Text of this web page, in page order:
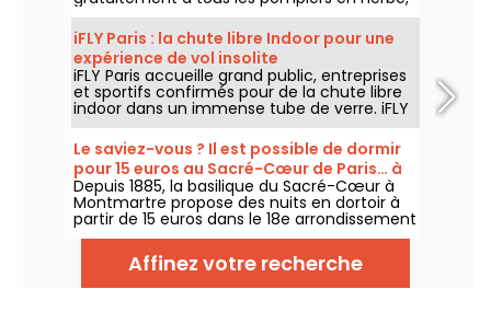
aux beaux jours. Rendez-vous certains
samedi et dimanche (en fonction des
casernes) de l'année : de quoi faire une
sortie immersive, dans la vie des sapeurs-
pompiers !
iFLY Paris : la chute libre Indoor pour une
expérience de vol insolite
iFLY Paris accueille grand public, entreprises
et sportifs confirmés pour de la chute libre
indoor dans un immense tube de verre. iFLY
vous permet de voler, sans risque, sans
expérience, de 5 à 105 ans ! Envolez-vous !
Le saviez-vous ? Il est possible de dormir
pour 15 euros au Sacré-Cœur de Paris… à
une condition
Depuis 1885, la basilique du Sacré-Cœur à
Montmartre propose des nuits en dortoir à
partir de 15 euros dans le 18e arrondissement
de Paris. Une expérience insolite accessible
toute l'année, sauf le Vendredi saint, avec
une contrepartie étonnante : participer à
une heure de prière nocturne.
Affinez votre recherche